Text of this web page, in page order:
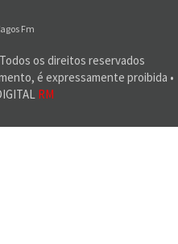
Todos os direitos reservados
é expressamente proibida •
RM